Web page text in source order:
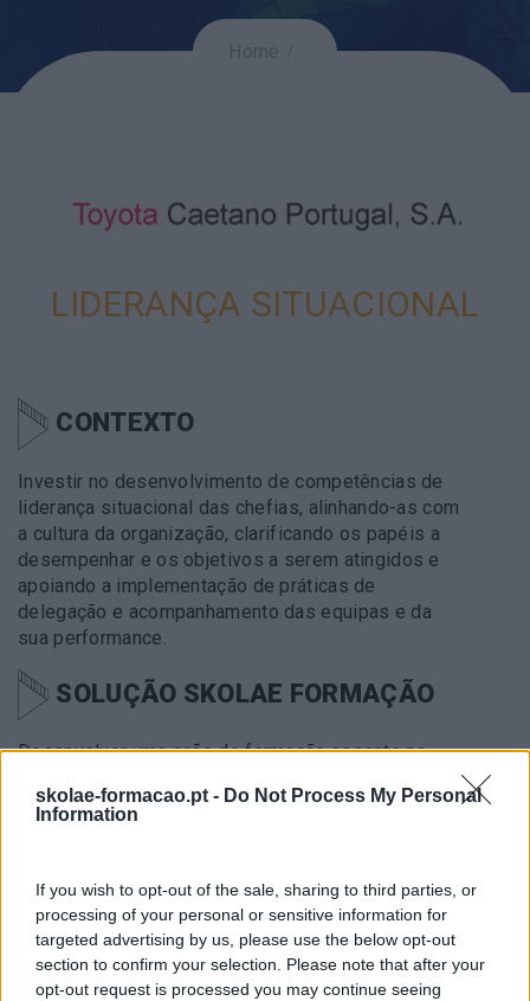
skolae-formacao.pt - Do Not Process My Personal
Information
If you wish to opt-out of the sale, sharing to third parties, or
processing of your personal or sensitive information for
targeted advertising by us, please use the below opt-out
section to confirm your selection. Please note that after your
opt-out request is processed you may continue seeing
LIDERANÇA SITUACIONAL
CONTEXTO
Investir no desenvolvimento de competências de
liderança situacional das chefias, alinhando-as com
a cultura da organização, clarificando os papéis a
desempenhar e os objetivos a serem atingidos e
apoiando a implementação de práticas de
delegação e acompanhamento das equipas e da
sua performance.
SOLUÇÃO SKOLAE FORMAÇÃO
Desenvolver uma ação de formação assente na
onde são abordadas as 4 competências essenciais
METODOLOGIA
A metodologia usada nesta formação foi o Jogo
dos Exploradores que promove uma aprendizagem